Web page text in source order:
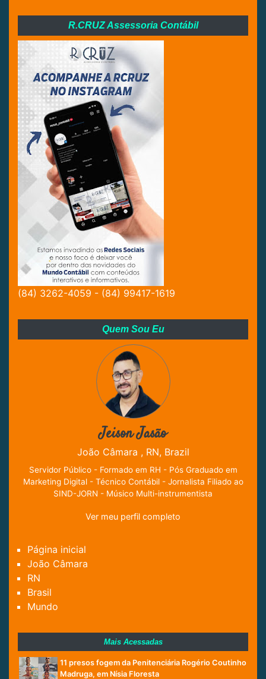
R.CRUZ Assessoria Contábil
(84) 3262-4059 - (84) 99417-1619
Quem Sou Eu
Jeison Jasão
João Câmara , RN, Brazil
Servidor Público - Formado em RH - Pós Graduado em
Marketing Digital - Técnico Contábil - Jornalista Filiado ao
SIND-JORN - Músico Multi-instrumentista
Ver meu perfil completo
Página inicial
João Câmara
RN
Brasil
Mundo
Mais Acessadas
11 presos fogem da Penitenciária Rogério Coutinho
Madruga, em Nísia Floresta